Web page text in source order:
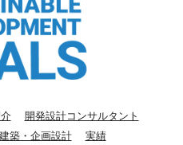
開発設計コンサルタント
築・企画設計 実績